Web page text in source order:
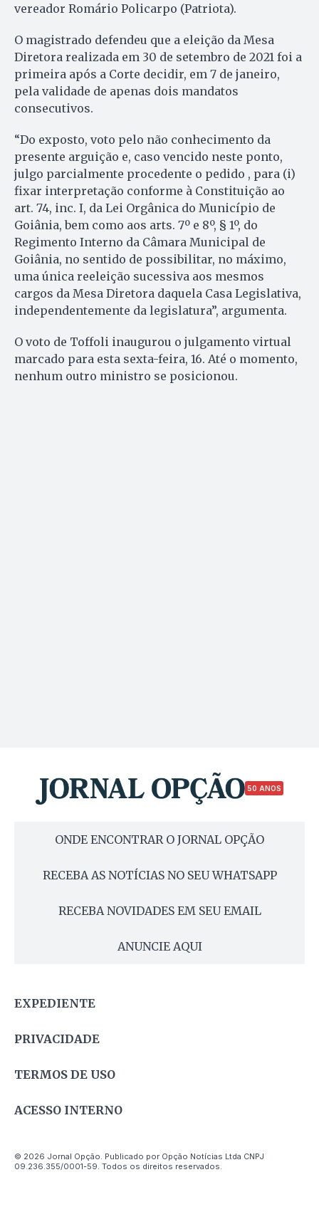
vereador Romário Policarpo (Patriota).
O magistrado defendeu que a eleição da Mesa
Diretora realizada em 30 de setembro de 2021 foi a
primeira após a Corte decidir, em 7 de janeiro,
pela validade de apenas dois mandatos
consecutivos.
“Do exposto, voto pelo não conhecimento da
presente arguição e, caso vencido neste ponto,
julgo parcialmente procedente o pedido , para (i)
fixar interpretação conforme à Constituição ao
art. 74, inc. I, da Lei Orgânica do Município de
Goiânia, bem como aos arts. 7º e 8º, § 1º, do
Regimento Interno da Câmara Municipal de
Goiânia, no sentido de possibilitar, no máximo,
uma única reeleição sucessiva aos mesmos
cargos da Mesa Diretora daquela Casa Legislativa,
independentemente da legislatura”, argumenta.
O voto de Toffoli inaugurou o julgamento virtual
marcado para esta sexta-feira, 16. Até o momento,
nenhum outro ministro se posicionou.
50 ANOS
ONDE ENCONTRAR O JORNAL OPÇÃO
RECEBA AS NOTÍCIAS NO SEU WHATSAPP
RECEBA NOVIDADES EM SEU EMAIL
ANUNCIE AQUI
EXPEDIENTE
PRIVACIDADE
TERMOS DE USO
ACESSO INTERNO
© 2026 Jornal Opção. Publicado por Opção Notícias Ltda CNPJ
09.236.355/0001-59. Todos os direitos reservados.